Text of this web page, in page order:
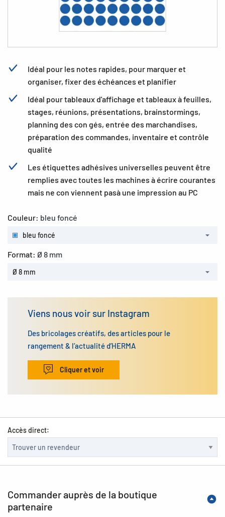
Idéal pour les notes rapides, pour marquer et
organiser, fixer des échéances et planifier
Idéal pour tableaux d'affichage et tableaux à feuilles,
stages, réunions, présentations, brainstormings,
planning des con gés, entrée des marchandises,
préparation des commandes, inventaire et contrôle
qualité
Les étiquettes adhésives universelles peuvent être
remplies avec toutes les machines à écrire courantes
mais ne con viennent pasà une impression au PC
Couleur: bleu foncé
bleu foncé
Format: Ø 8 mm
Ø 8 mm
Viens nous voir sur Instagram
Des bricolages créatifs, des articles pour le
rangement & l’actualité d’HERMA
Cliquer et voir
Accès direct:
Commander auprès de la boutique
partenaire